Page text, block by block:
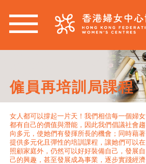
僱員再培訓局課程
女人都可以撐起一片天！我們相信每一個婦女
都有自己的價值與潛能，因此我們倡議社會趨
向多元，使她們有發揮所長的機會；同時藉著
提供多元化且彈性的培訓課程，讓她們可以在
照顧家庭外，仍然可以好好裝備自己，發展自
己的興趣，甚至發展成為事業，逐步實踐經濟